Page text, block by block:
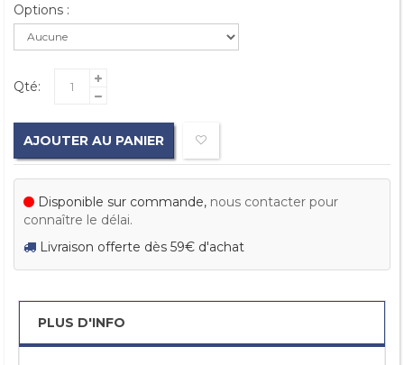
Options :
Qté:
AJOUTER AU PANIER
Disponible sur commande, nous contacter pour
connaître le délai.
Livraison offerte dès 59€ d'achat
PLUS D'INFO